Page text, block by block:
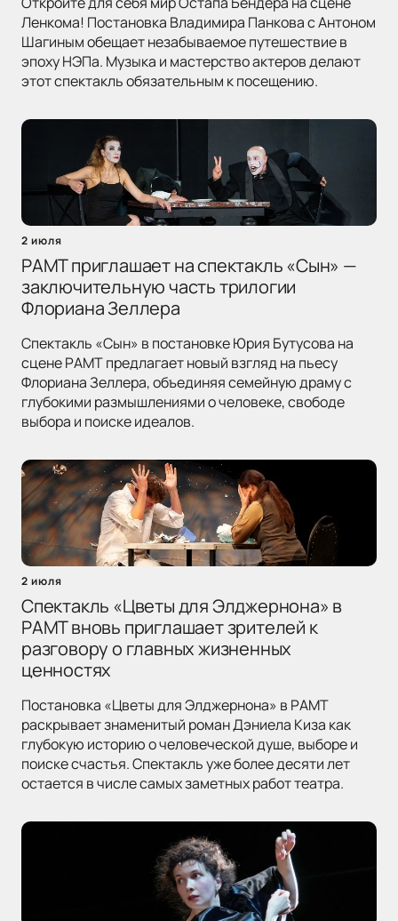
Ленкома! Постановка Владимира Панкова с Антоном
Шагиным обещает незабываемое путешествие в
эпоху НЭПа. Музыка и мастерство актеров делают
этот спектакль обязательным к посещению.
2 июля
РАМТ приглашает на спектакль «Сын» —
заключительную часть трилогии
Флориана Зеллера
Спектакль «Сын» в постановке Юрия Бутусова на
сцене РАМТ предлагает новый взгляд на пьесу
Флориана Зеллера, объединяя семейную драму с
глубокими размышлениями о человеке, свободе
выбора и поиске идеалов.
2 июля
Спектакль «Цветы для Элджернона» в
РАМТ вновь приглашает зрителей к
разговору о главных жизненных
ценностях
Постановка «Цветы для Элджернона» в РАМТ
раскрывает знаменитый роман Дэниела Киза как
глубокую историю о человеческой душе, выборе и
поиске счастья. Спектакль уже более десяти лет
остается в числе самых заметных работ театра.